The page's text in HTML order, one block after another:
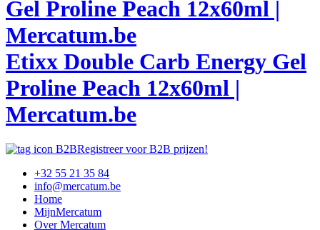
Etixx Double Carb Energy Gel
Proline Peach 12x60ml |
Mercatum.be
Registreer voor B2B prijzen!
+32 55 21 35 84
info@mercatum.be
Home
MijnMercatum
Over Mercatum